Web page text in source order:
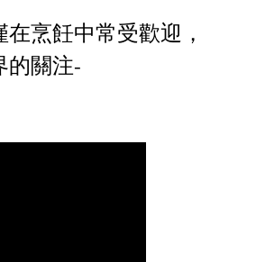
烹飪中常受歡迎，
的關注-